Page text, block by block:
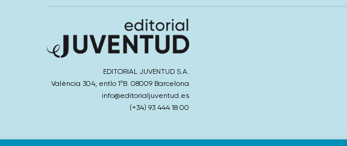
EDITORIAL JUVENTUD S.A.
València 304, entlo 1ºB. 08009 Barcelona
info@editorialjuventud.es
(+34) 93 444 18 00